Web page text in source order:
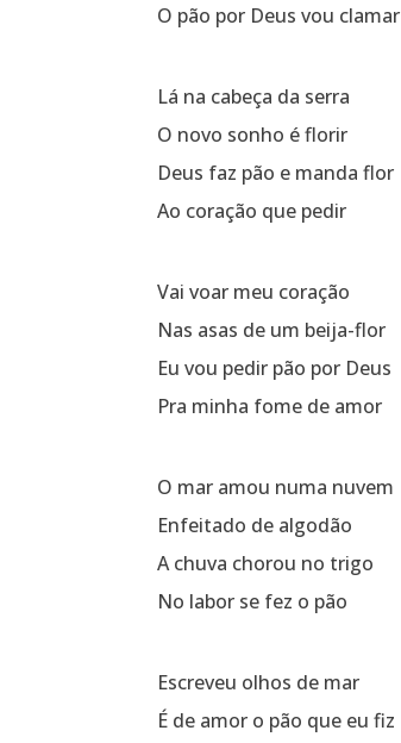
O pão por Deus vou clamar
Lá na cabeça da serra
O novo sonho é florir
Deus faz pão e manda flor
Ao coração que pedir
Vai voar meu coração
Nas asas de um beija-flor
Eu vou pedir pão por Deus
Pra minha fome de amor
O mar amou numa nuvem
Enfeitado de algodão
A chuva chorou no trigo
No labor se fez o pão
Escreveu olhos de mar
É de amor o pão que eu fiz